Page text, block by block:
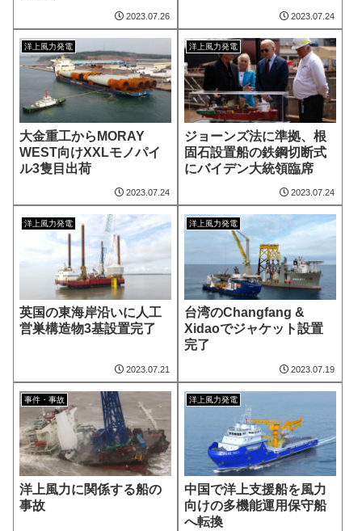
2023.07.26 2023.07.24
洋上風力発電
大金重工からMORAY
WEST向けXXLモノパイ
ル3隻目出荷
2023.07.24
洋上風力発電
ジョーンズ法に準拠、根
固石設置船の鉄鋼切断式
にバイデン大統領臨席
2023.07.24
洋上風力発電
英国の東海岸沿いに人工
営巣構造物3基設置完了
2023.07.21
洋上風力発電
台湾のChangfang &
Xidaoでジャケット設置
完了
2023.07.19
事件・事故
洋上風力に関係する船の
事故
洋上風力発電
中国で洋上支援船を風力
向けの多機能運用保守船
へ転換